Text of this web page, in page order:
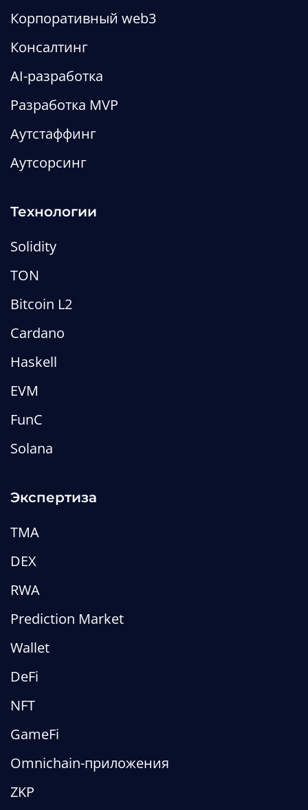
Корпоративный web3
Консалтинг
AI-разработка
Разработка MVP
Аутстаффинг
Аутсорсинг
Технологии
Solidity
TON
Bitcoin L2
Cardano
Haskell
EVM
FunC
Solana
Экспертиза
TMA
DEX
RWA
Prediction Market
Wallet
DeFi
NFT
GameFi
Omnichain-приложения
ZKP